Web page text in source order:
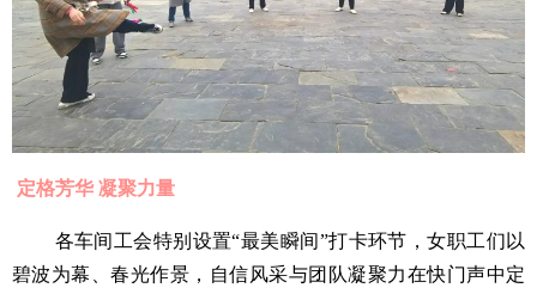
定格芳华 凝聚力量
各车间工会特别设置“最美瞬间”打卡环节，女职工们以
碧波为幕、春光作景，自信风采与团队凝聚力在快门声中定